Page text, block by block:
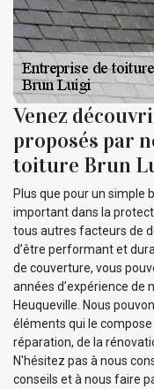
Venez
proposés par
toiture Brun
Plus que pour un simple
important dans la
tous autres facteurs de
d’être performant et
de couverture, vous
années d’expérience de
Heuqueville. Nous
éléments qui le
réparation, de la
N'hésitez pas à nous
conseils et à nous faire